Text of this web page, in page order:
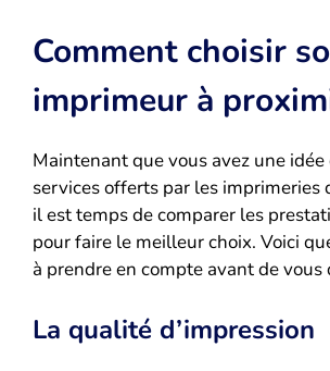
Comment choisir
imprimeur à
Maintenant que vous avez une
services offerts par les imprimeries
il est temps de comparer les
pour faire le meilleur choix. Voici
à prendre en compte avant de vous
La qualité d’impression